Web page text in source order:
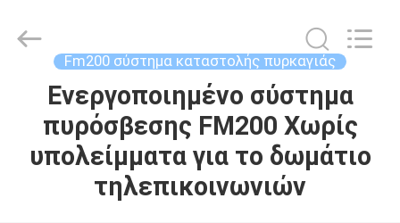
ΣΠΊΤΙ
ΠΡΟΪΌΝΤΑ
Equipment
Fm200 σύστημα καταστολής πυρκαγιάς
Ενεργοποιημένο σύστημα
πυρόσβεσης FM200 Χωρίς
υπολείμματα για το δωμάτιο
τηλεπικοινωνιών